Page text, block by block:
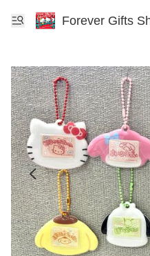
Forever Gifts